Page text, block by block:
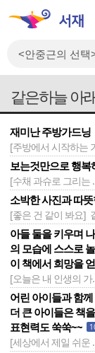
같은하늘 아
재미난 주방가드닝
[주방에서 시작하는
보는것만으로 행복
[수채 과슈로 그리는
소박한 사진과 따
[좋은 건 같이 봐요]
아들 둘을 키우며
의 모습에 스스로
이 책에서 희망을
[오늘은 내 인생의 가
어린 아이들과 함
더 큰 아이들은 책
표현력도 쑥쑥~~
[세상에서 제일 쉬운